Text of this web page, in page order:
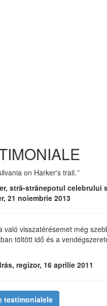
on Harker's trail.”
stră-strănepotul celebrului
21 noiembrie 2013
való visszatérésemet még
töltött idő és a
regizor, 16 aprilie 2011
testimonialele